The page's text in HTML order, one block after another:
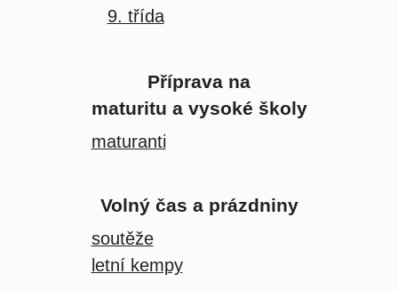
9. třída
Příprava na
maturitu a vysoké školy
maturanti
Volný čas a prázdniny
soutěže
letní kempy